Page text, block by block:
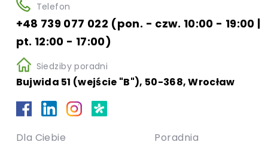
Telefon
+48 739 077 022 (pon. - czw. 10:00 - 19:00 |
pt. 12:00 - 17:00)
Siedziby poradni
Bujwida 51 (wejście "B"), 50-368, Wrocław
Dla Ciebie
Poradnia